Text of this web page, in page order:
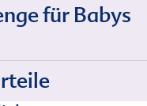
für Babys